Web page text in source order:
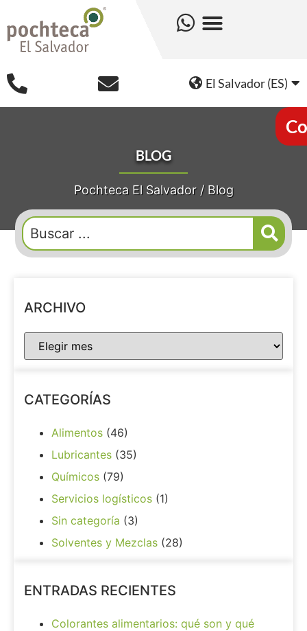
El Salvador (ES)
BLOG
Pochteca El Salvador/ Blog
ARCHIVO
CATEGORÍAS
Alimentos (46)
Lubricantes (35)
Químicos (79)
Servicios logísticos (1)
Sin categoría (3)
Solventes y Mezclas (28)
ENTRADAS RECIENTES
Colorantes alimentarios: qué son y qué